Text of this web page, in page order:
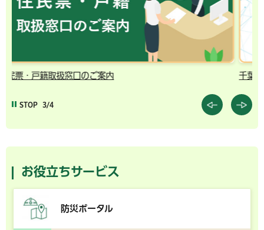
千葉市の電子行政サービス
STOP 3/4
お役立ちサービス
防災ポータル